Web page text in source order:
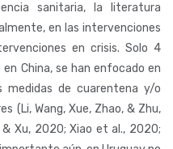
sanitaria, la literatura
en las intervenciones
en crisis. Solo 4
China, se han enfocado en
medidas de cuarentena y/o
(Li, Wang, Xue, Zhao, & Zhu,
& Xu, 2020; Xiao et al., 2020;